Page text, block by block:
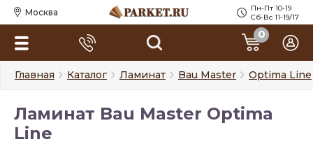
Москва
Пн-Пт 10-19
Сб-Вс 11-19/17
0
Главная Каталог Ламинат Bau Master Optima Line
Ламинат Bau Master Optima
Line